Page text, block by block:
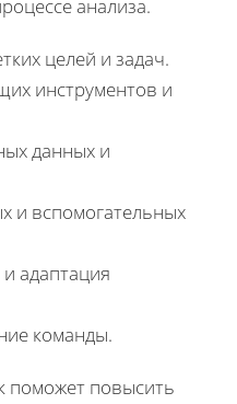
анализа.
целей и задач.
инструментов и
данных и
и вспомогательных
адаптация
команды.
поможет повысить